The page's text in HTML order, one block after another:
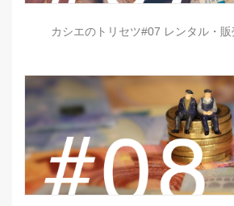
カシエのトリセツ#07 レンタル・